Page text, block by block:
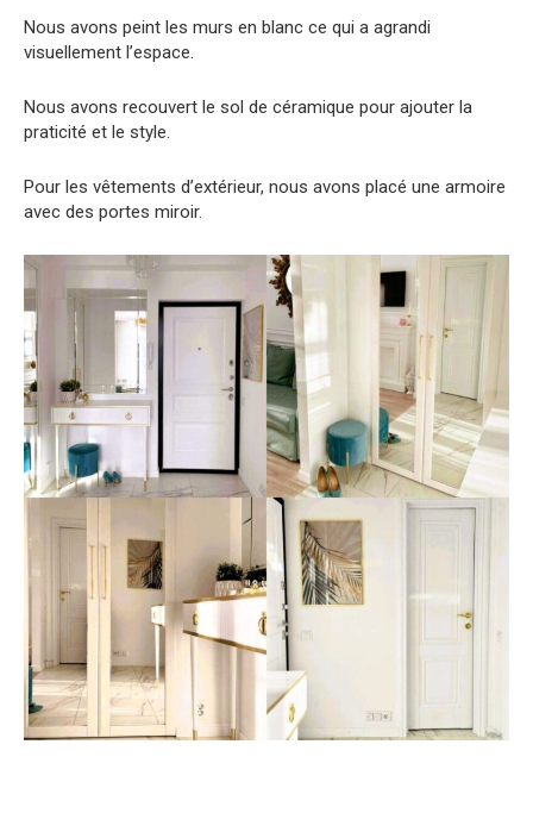
Nous avons peint les murs en blanc ce qui a agrandi
visuellement l’espace.
Nous avons recouvert le sol de céramique pour ajouter la
praticité et le style.
Pour les vêtements d’extérieur, nous avons placé une armoire
avec des portes miroir.